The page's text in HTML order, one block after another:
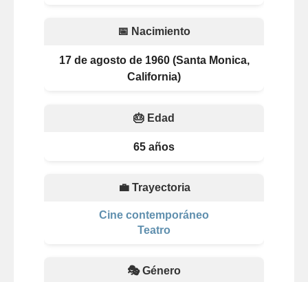
📅 Nacimiento
17 de agosto de 1960 (Santa Monica,
California)
🎂 Edad
65 años
💼 Trayectoria
Cine contemporáneo
Teatro
🎭 Género